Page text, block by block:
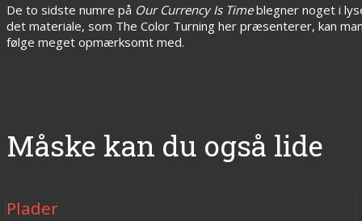
De to sidste numre på Our Currency Is Timeblegner noget i
det materiale, som The Color Turning her præsenterer, kan
følge meget opmærksomt med.
Måske kan du også lide
Plader